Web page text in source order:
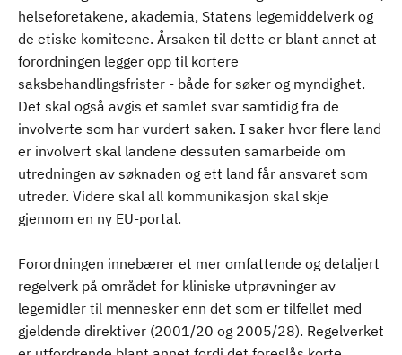
helseforetakene, akademia, Statens legemiddelverk og
de etiske komiteene. Årsaken til dette er blant annet at
forordningen legger opp til kortere
saksbehandlingsfrister - både for søker og myndighet.
Det skal også avgis et samlet svar samtidig fra de
involverte som har vurdert saken. I saker hvor flere land
er involvert skal landene dessuten samarbeide om
utredningen av søknaden og ett land får ansvaret som
utreder. Videre skal all kommunikasjon skal skje
gjennom en ny EU-portal.
Forordningen innebærer et mer omfattende og detaljert
regelverk på området for kliniske utprøvninger av
legemidler til mennesker enn det som er tilfellet med
gjeldende direktiver (2001/20 og 2005/28). Regelverket